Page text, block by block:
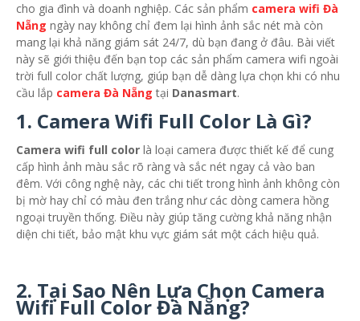
cho gia đình và doanh nghiệp. Các sản phẩm camera wifi Đà
Nẵng ngày nay không chỉ đem lại hình ảnh sắc nét mà còn
mang lại khả năng giám sát 24/7, dù bạn đang ở đâu. Bài viết
này sẽ giới thiệu đến bạn top các sản phẩm camera wifi ngoài
trời full color chất lượng, giúp bạn dễ dàng lựa chọn khi có nhu
cầu lắp camera Đà Nẵng tại Danasmart.
1. Camera Wifi Full Color Là Gì?
Camera wifi full color là loại camera được thiết kế để cung
cấp hình ảnh màu sắc rõ ràng và sắc nét ngay cả vào ban
đêm. Với công nghệ này, các chi tiết trong hình ảnh không còn
bị mờ hay chỉ có màu đen trắng như các dòng camera hồng
ngoại truyền thống. Điều này giúp tăng cường khả năng nhận
diện chi tiết, bảo mật khu vực giám sát một cách hiệu quả.
2. Tại Sao Nên Lựa Chọn Camera
Wifi Full Color Đà Nẵng?